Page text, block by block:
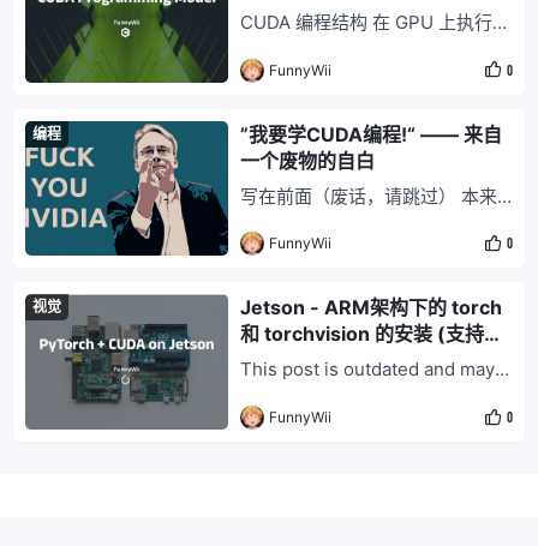
→ 列（col） thr
CUDA 编程结构 在 GPU 上执行的
Function），核函数会被 GPU 上
序遵循如下模式： 把数据从 CPU
内存（Host）拷贝至 GPU 内存
数，对 Device 中的数
FunnyWii 0
编程
”我要学CUDA编程!“ —— 来自
一个废物的自白
写在前面（废话，请跳过） 本来
程这个东西的，没错，就是压根儿
西，是因为最近开始做 AVM（Aro
und View Monitor），或者说 SV
m），利用 4 个广角相机，实现车
辆周围的
FunnyWii 0
视觉
Jetson - ARM架构下的 torch
和 torchvision 的安装 (支持C
UDA)
This post is outdated and may n
actices. 写在前面 ARM 架构下的
FunnyWii 0